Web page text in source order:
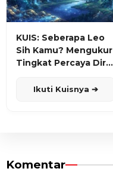
KUIS: Seberapa Leo
Sih Kamu? Mengukur
Tingkat Percaya Diri
Ikuti Kuisnya ➔
Komentar